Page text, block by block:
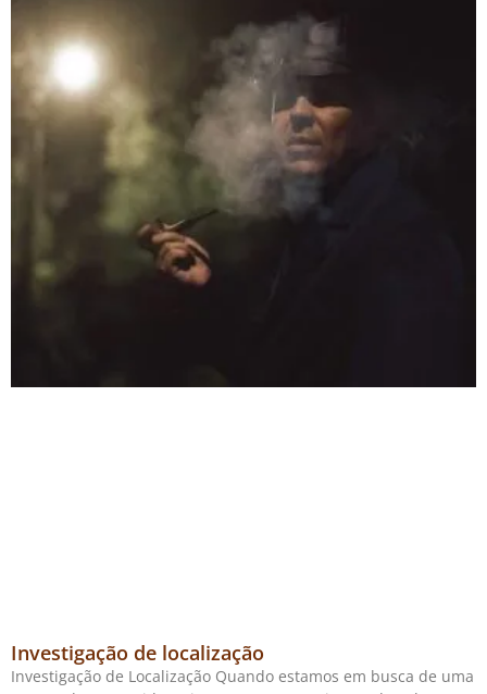
Investigação de localização
Investigação de Localização Quando estamos em busca de uma